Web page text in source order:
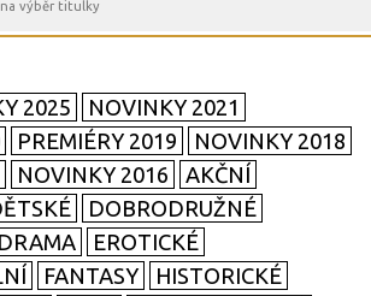
na výběr titulky
2025
NOVINKY 2021
PREMIÉRY 2019
NOVINKY 2018
NOVINKY 2016
AKČNÍ
DOBRODRUŽNÉ
DRAMA
EROTICKÉ
FANTASY
HISTORICKÉ